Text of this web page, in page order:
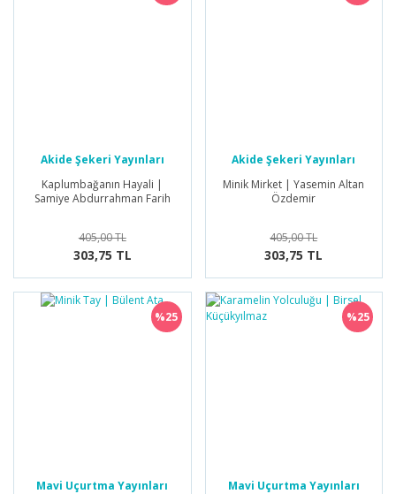
Akide Şekeri Yayınları
Kaplumbağanın Hayali |
Samiye Abdurrahman Farih
405,00 TL
303,75 TL
Akide Şekeri Yayınları
Minik Mirket | Yasemin Altan
Özdemir
405,00 TL
303,75 TL
%25
Mavi Uçurtma Yayınları
%25
Mavi Uçurtma Yayınları